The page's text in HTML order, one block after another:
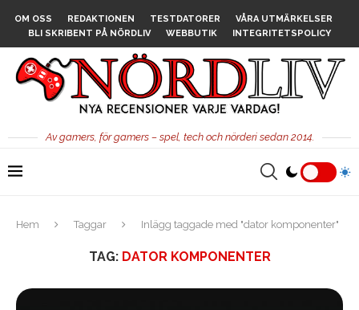
OM OSS REDAKTIONEN TESTDATORER
VÅRA UTMÄRKELSER
BLI SKRIBENT PÅ NÖRDLIV
WEBBUTIK INTEGRITETSPOLICY
Av gamers, för gamers – spel, tech och nörderi sedan 2014.
Hem Taggar Inlägg taggade med "dator komponenter"
TAG: DATOR KOMPONENTER